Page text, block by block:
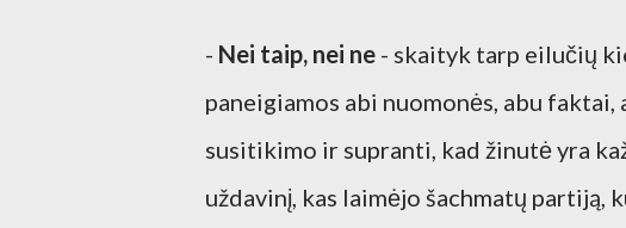
- Nei taip, nei ne - skaityk tarp eilučių
paneigiamos abi nuomonės, abu
susitikimo ir supranti, kad žinutė yra
uždavinį, kas laimėjo šachmatų